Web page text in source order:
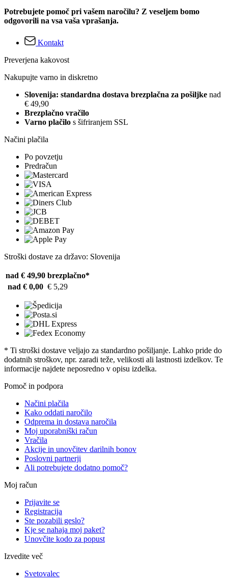
Potrebujete pomoč pri vašem naročilu? Z veseljem bomo
odgovorili na vsa vaša vprašanja.
Kontakt
Preverjena kakovost
Nakupujte varno in diskretno
Slovenija: standardna dostava brezplačna za pošiljke nad
€ 49,90
Brezplačno vračilo
Varno plačilo s šifriranjem SSL
Načini plačila
Po povzetju
Predračun
Stroški dostave za državo: Slovenija
nad € 49,90 brezplačno*
nad € 0,00 € 5,29
* Ti stroški dostave veljajo za standardno pošiljanje. Lahko pride do
dodatnih stroškov, npr. zaradi teže, velikosti ali lastnosti izdelkov. Te
informacije najdete neposredno v opisu izdelka.
Pomoč in podpora
Načini plačila
Kako oddati naročilo
Odprema in dostava naročila
Moj uporabniški račun
Vračila
Akcije in unovčitev darilnih bonov
Poslovni partnerji
Ali potrebujete dodatno pomoč?
Moj račun
Prijavite se
Registracija
Ste pozabili geslo?
Kje se nahaja moj paket?
Unovčite kodo za popust
Izvedite več
Svetovalec